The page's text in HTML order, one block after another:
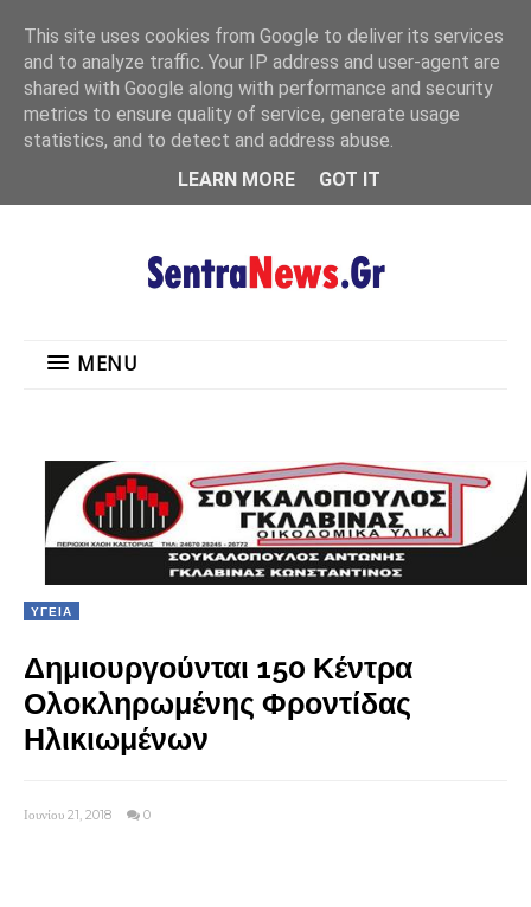
MENU
MENU
ΥΓΕΙΑ
Δημιουργούνται 150 Κέντρα
Ολοκληρωμένης Φροντίδας
Ηλικιωμένων
Ιουνίου 21, 2018 0
This site uses cookies from Google to deliver its services
and to analyze traffic. Your IP address and user-agent are
shared with Google along with performance and security
metrics to ensure quality of service, generate usage
statistics, and to detect and address abuse.
LEARN MORE
GOT IT